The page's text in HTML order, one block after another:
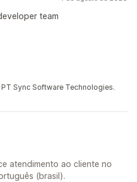
team
Sync Software Technologies.
atendimento ao cliente no
(brasil).